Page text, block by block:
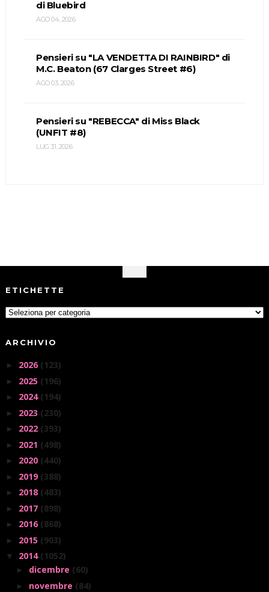
di Bluebird
AGO 04, 2026
Pensieri su "LA VENDETTA DI RAINBIRD" di
M.C. Beaton (67 Clarges Street #6)
AGO 03, 2026
Pensieri su "REBECCA" di Miss Black
(UNFIT #8)
LUG 31, 2026
ETICHETTE
ARCHIVIO
► 2026 (123)
► 2025 (196)
► 2024 (194)
► 2023 (230)
► 2022 (393)
► 2021 (498)
► 2020 (440)
► 2019 (388)
► 2018 (483)
► 2017 (898)
► 2016 (868)
► 2015 (903)
▼ 2014 (1052)
► dicembre (60)
► novembre (84)